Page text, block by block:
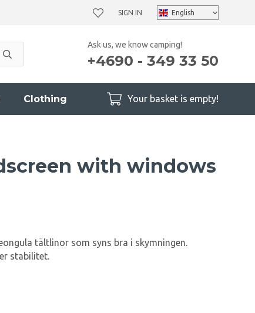
SIGN IN
Ask us, we know camping!
+4690 - 349 33 50
Clothing Your basket is empty!
with windows
tältlinor som syns bra i skymningen.
stabilitet.